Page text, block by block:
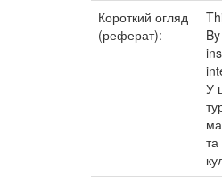
Короткий огляд
(реферат):
У
та